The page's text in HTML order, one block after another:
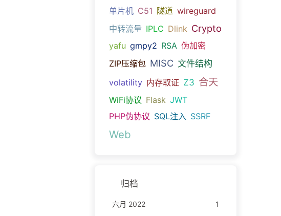
单片机 C51 隧道 wireguard
中转流量 IPLC Dlink Crypto
yafu gmpy2 RSA 伪加密
ZIP压缩包 MISC 文件结构
volatility 内存取证 Z3 合天
WiFi协议 Flask JWT
PHP伪协议 SQL注入 SSRF
Web
归档
六月 2022
1